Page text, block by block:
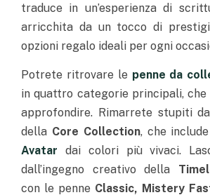
traduce in un’esperienza di
arricchita da un tocco di
opzioni regalo ideali per ogni
Potrete ritrovare le penne da
in quattro categorie principali, che
approfondire. Rimarrete stupiti
della Core Collection, che
Avatar dai colori più vivaci.
dall’ingegno creativo della
con le penne Classic, Mistery